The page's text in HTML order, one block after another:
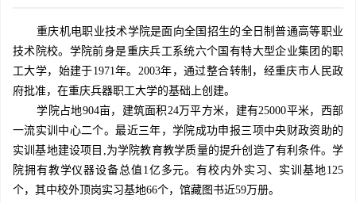
重庆机电职业技术学院是面向全国招生的全日制普通高等职业
技术院校。学院前身是重庆兵工系统六个国有特大型企业集团的职
工大学，始建于1971年。2003年，通过整合转制，经重庆市人民政
府批准，在重庆兵器职工大学的基础上创建。
学院占地904亩，建筑面积24万平方米，建有25000平米，西部
一流实训中心二个。最近三年，学院成功申报三项中央财政资助的
实训基地建设项目,为学院教育教学质量的提升创造了有利条件。学
院拥有教学仪器设备总值1亿多元。有校内外实习、实训基地125
个，其中校外顶岗实习基地66个，馆藏图书近59万册。